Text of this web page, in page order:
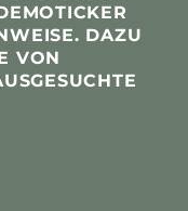
DAZU
VON
R